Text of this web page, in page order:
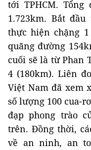
tới TPHCM.
1.723km. Bắt
thực hiện chặng
quãng đường
cuối sẽ là từ Phan
4 (180km). Liên
Việt Nam đã xem
số lượng 100 cua-
đạp phong trào
trên. Đồng thời,
về an ninh, an